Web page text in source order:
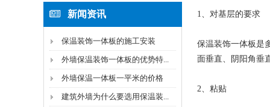
新闻资讯
保温装饰一体板的施工安装
外墙保温装饰一体板的优势特...
外墙保温一体板一平米的价格
建筑外墙为什么要选用保温装...
1、对基层的要求
保温装饰一体板是
面垂直、阴阳角垂
2、粘贴